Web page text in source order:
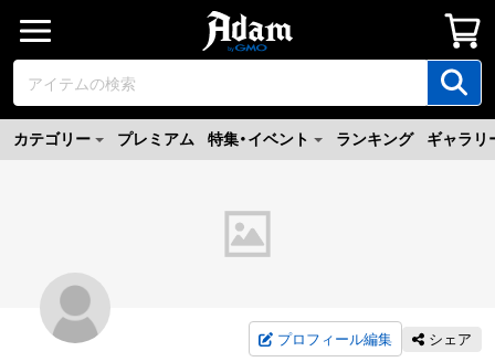
カテゴリー プレミアム 特集・イベント ランキング ギャラリ
プロフィール編集 シェア